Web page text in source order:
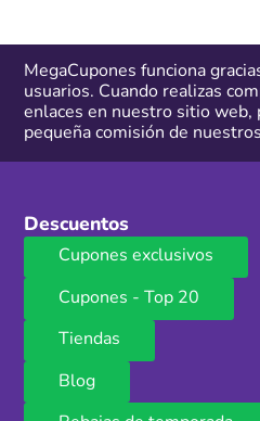
MegaCupones funciona
usuarios. Cuando realizas
enlaces en nuestro sitio web,
pequeña comisión de
Descuentos
Cupones exclusivos
Cupones - Top 20
Tiendas
Blog